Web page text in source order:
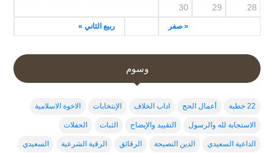
« صفر ربيع الثاني »
28
29
30
وسوم
22 خطبة أعمال الحج اداب الخلاف الإنتخابات الاخوة الاسلامية
الاستجابة لله والرسول التقييد والإيضاح الثبات الحفلات
الداعية السعيدي الدين النصيحة الرقائق الرقية الشرعية السعيدي